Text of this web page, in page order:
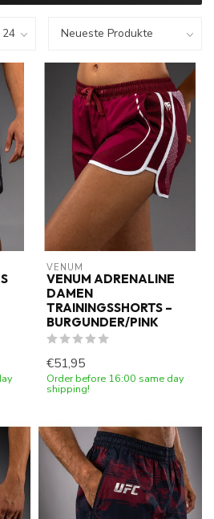
VENUM
VENUM ADRENALINE
DAMEN
TRAININGSSHORTS –
BURGUNDER/PINK
€51,95
Order before 16:00 same day
shipping!